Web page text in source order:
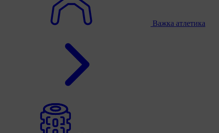
Важка атлетика